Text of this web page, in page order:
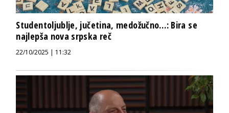
Studentoljublje, jučetina, medožučno…: Bira se
najlepša nova srpska reč
22/10/2025 | 11:32